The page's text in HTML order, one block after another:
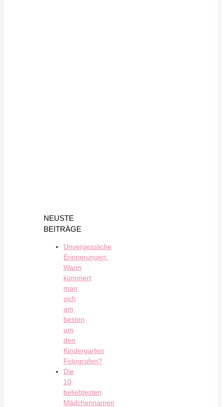
NEUSTE
BEITRÄGE
Unvergessliche
Erinnerungen:
Wann
kümmert
man
sich
am
besten
um
den
Kindergarten
Fotografen?
Die
10
beliebtesten
Mädchennamen